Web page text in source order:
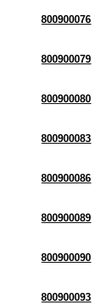
800900076
800900079
800900080
800900083
800900086
800900089
800900090
800900093